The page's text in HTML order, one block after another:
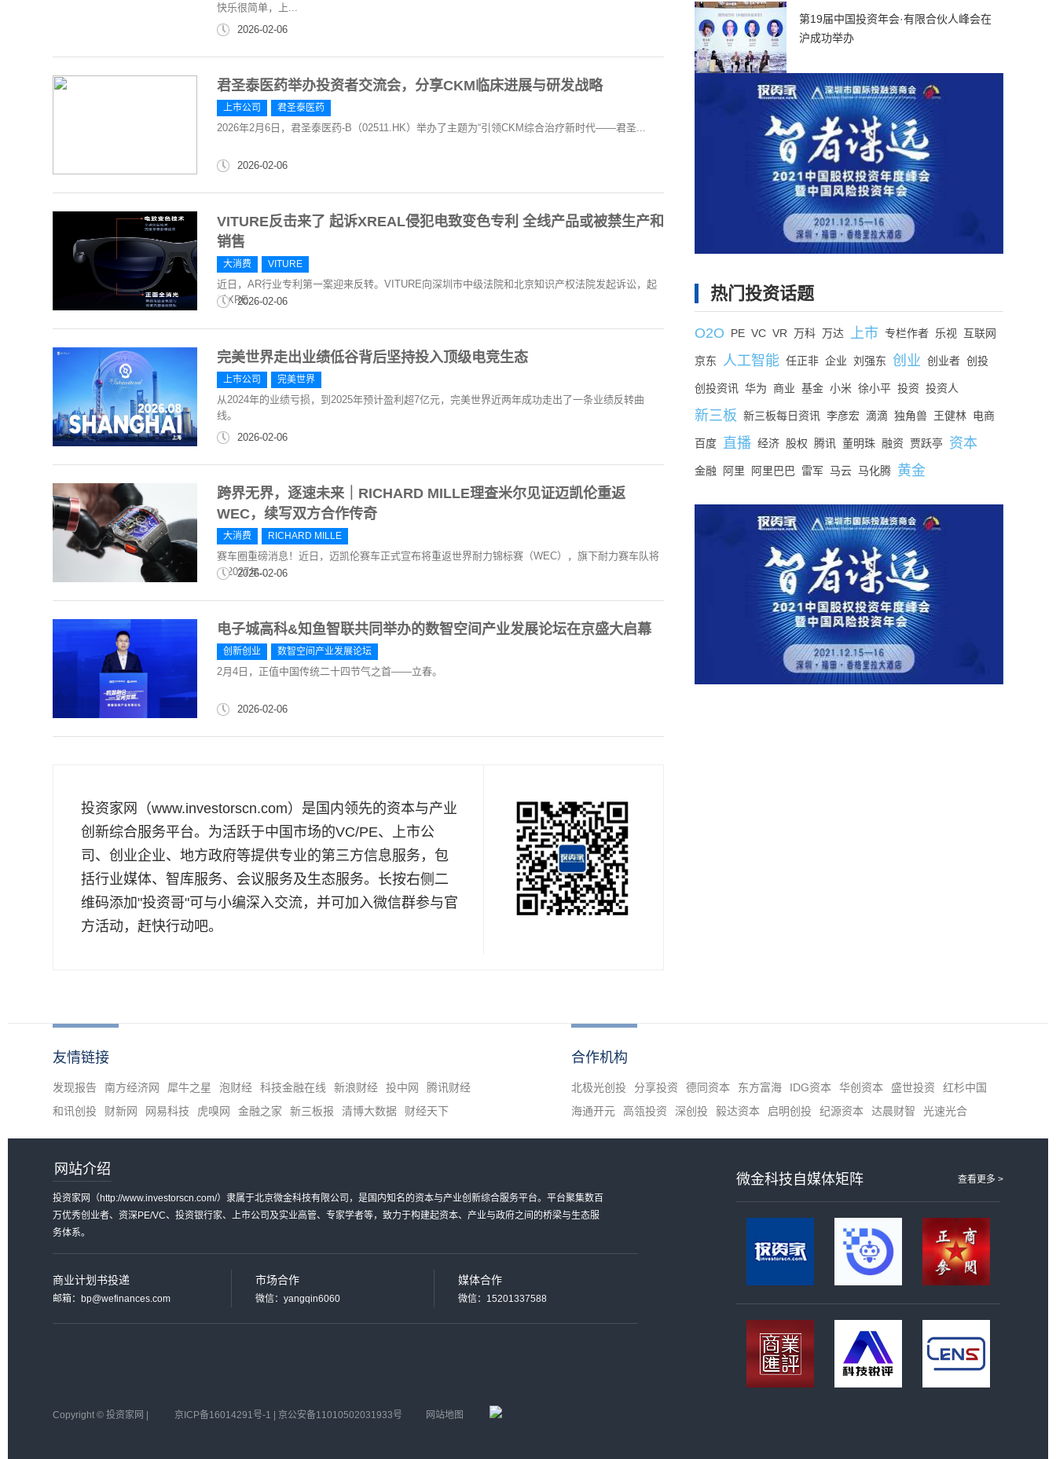
快乐很简单，上...
2026-02-06
君圣泰医药举办投资者交流会，分享CKM临床进展与研发战略
上市公司 君圣泰医药
2026年2月6日，君圣泰医药-B（02511.HK）举办了主题为“引领CKM综合治疗新时代——君圣...
2026-02-06
VITURE反击来了 起诉XREAL侵犯电致变色专利 全线产品或被禁生产和
销售
大消费 VITURE
近日，AR行业专利第一案迎来反转。VITURE向深圳市中级法院和北京知识产权法院发起诉讼，起
诉XRE...2026-02-06
完美世界走出业绩低谷背后坚持投入顶级电竞生态
上市公司 完美世界
从2024年的业绩亏损，到2025年预计盈利超7亿元，完美世界近两年成功走出了一条业绩反转曲
线。
2026-02-06
跨界无界，逐速未来｜RICHARD MILLE理查米尔见证迈凯伦重返
WEC，续写双方合作传奇
大消费 RICHARD MILLE
赛车圈重磅消息！近日，迈凯伦赛车正式宣布将重返世界耐力锦标赛（WEC），旗下耐力赛车队将
于2027年...
2026-02-06
电子城高科&知鱼智联共同举办的数智空间产业发展论坛在京盛大启幕
创新创业 数智空间产业发展论坛
2月4日，正值中国传统二十四节气之首——立春。
2026-02-06
投资家网（www.investorscn.com）是国内领先的资本与产业
创新综合服务平台。为活跃于中国市场的VC/PE、上市公
司、创业企业、地方政府等提供专业的第三方信息服务，包
括行业媒体、智库服务、会议服务及生态服务。长按右侧二
维码添加"投资哥"可与小编深入交流，并可加入微信群参与官
方活动，赶快行动吧。
第19届中国投资年会·有限合伙人峰会在
沪成功举办
热门投资话题
O2O PE VC VR 万科 万达 上市 专栏作者 乐视 互联网
京东 人工智能 任正非 企业 刘强东 创业 创业者 创投
创投资讯 华为 商业 基金 小米 徐小平 投资 投资人
新三板 新三板每日资讯 李彦宏 滴滴 独角兽 王健林 电商
百度 直播 经济 股权 腾讯 董明珠 融资 贾跃亭 资本
金融 阿里 阿里巴巴 雷军 马云 马化腾 黄金
友情链接
发现报告 南方经济网 犀牛之星 泡财经 科技金融在线 新浪财经 投中网
腾讯财经
和讯创投
财新网 网易科技 虎嗅网 金融之家 新三板报 清博大数据 财经天下
合作机构
北极光创投 分享投资 德同资本 东方富海 IDG资本 华创资本 盛世投资
红杉中国
海通开元
高瓴投资 深创投 毅达资本 启明创投 纪源资本 达晨财智 光速光合
网站介绍
投资家网（http://www.investorscn.com/）隶属于北京微金科技有限公司，是国内知名的资本与产业创新综合服务平台。平台聚集数百
万优秀创业者、资深PE/VC、投资银行家、上市公司及实业高管、专家学者等，致力于构建起资本、产业与政府之间的桥梁与生态服
务体系。
商业计划书投递
邮箱：bp@wefinances.com
市场合作
微信：yangqin6060
媒体合作
微信：15201337588
查看更多 >
微金科技自媒体矩阵
Copyright © 投资家网 | 京ICP备16014291号-1 | 京公安备11010502031933号 网站地图